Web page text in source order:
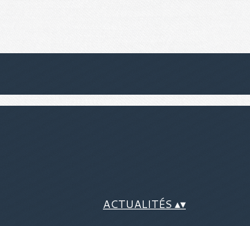
ACTUALITÉS ▴▾